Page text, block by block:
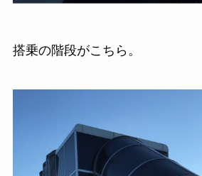
搭乗の階段がこちら。